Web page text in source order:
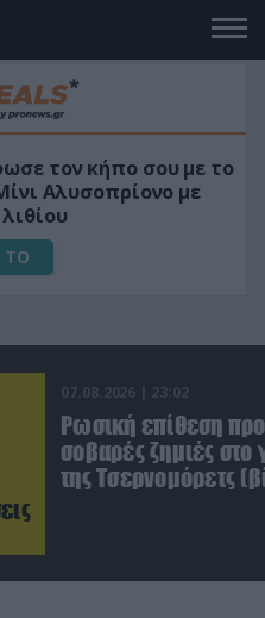
«Μαγική» φόρμουλα
για αύξηση της
07.08.2026 | 23:02
Ρωσική επίθεση
σοβαρές ζημιές στο
της Τσερνομόρετς